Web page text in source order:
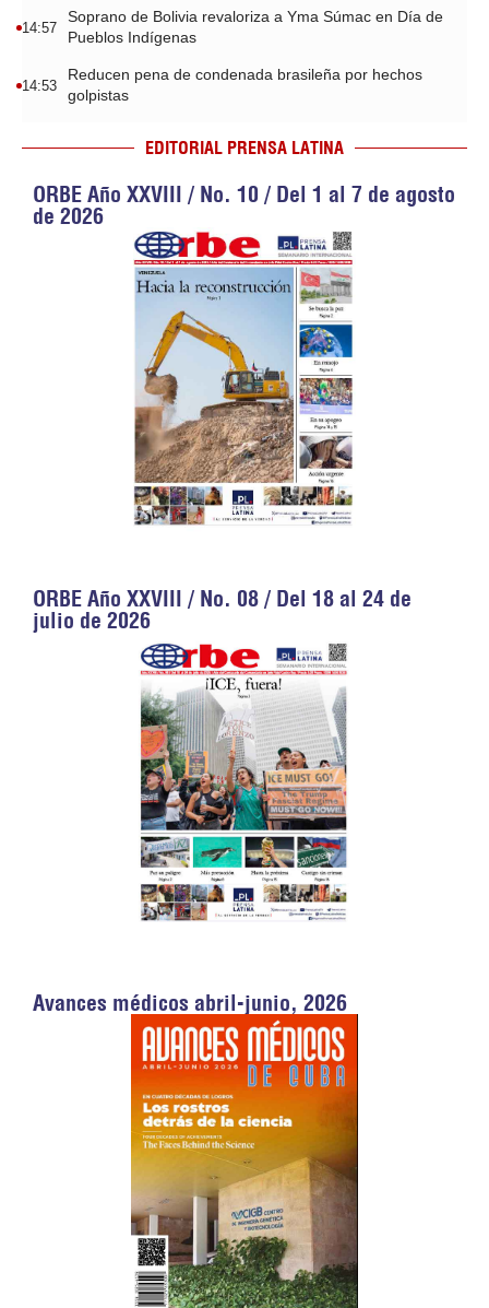
14:57
Soprano de Bolivia revaloriza a Yma Súmac en Día de
Pueblos Indígenas
14:53
Reducen pena de condenada brasileña por hechos
golpistas
EDITORIAL PRENSA LATINA
ORBE Año XXVIII / No. 10 / Del 1 al 7 de agosto
de 2026
ORBE Año XXVIII / No. 08 / Del 18 al 24 de
julio de 2026
Avances médicos abril-junio, 2026